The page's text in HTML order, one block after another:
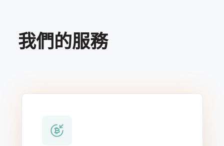
我們的服務